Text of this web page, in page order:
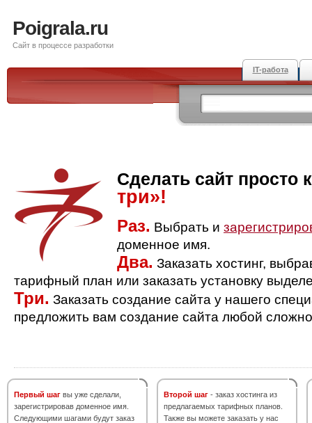
Poigrala.ru
Сайт в процессе разработки
IT-работа
Сделать сайт просто
три»!
Раз. Выбрать и
доменное имя.
Два. Заказать хостинг,
тарифный план или заказать установку
Три. Заказать создание сайта у нашего
предложить вам создание сайта любой
Первый шаг вы уже сделали,
зарегистрировав доменное имя.
Следующими шагами будут заказ
Второй шаг - заказ хостинга из
предлагаемых тарифных планов.
Также вы можете заказать у нас